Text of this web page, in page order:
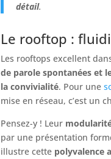
détail.
Le rooftop :
Les rooftops excellent
de parole spontanées et
la convivialité. Pour une
mise en réseau, c’est un
Pensez-y ! Leur
par une présentation
illustre cette polyvalence